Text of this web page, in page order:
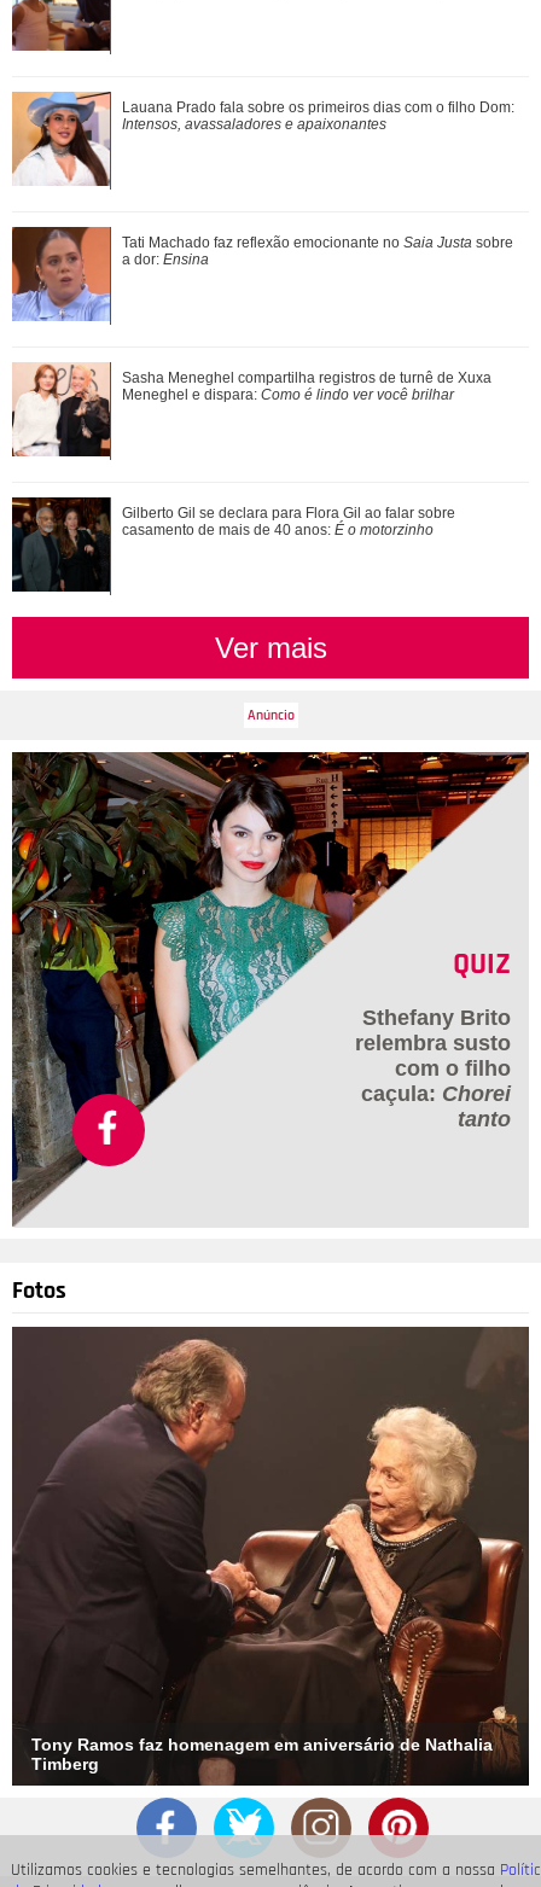
Utilizamos cookies e tecnologias semelhantes, de acordo com a nossa
Xuxa Meneghel abre álbum de fotos com Shawn Mendes,
Bruna Marquezine e mais famosos após tu...
Além de Ariana Grande, confira famosas que já foram
criticadas pelos corpos magros (e rebat...
Mais um nome acaba de ser adicionado! Conheça a linha
sucessória ao trono britânico
Grávida, Sabrina Sato faz chamada de vídeo com Nicolas
Prattes durante ultrassom
Lauana Prado fala sobre os primeiros dias com o filho Dom:
Intensos, avassaladores e apaixonantes
Tati Machado faz reflexão emocionante no Saia Justa sobre
a dor: Ensina
Sasha Meneghel compartilha registros de turnê de Xuxa
Meneghel e dispara: Como é lindo ver você brilhar
Gilberto Gil se declara para Flora Gil ao falar sobre
casamento de mais de 40 anos: É o motorzinho
Ver mais
QUIZ
Sthefany Brito
relembra susto
com o filho
caçula: Chorei
tanto
Fotos
Tony Ramos faz homenagem em aniversário de Nathalia
Timberg